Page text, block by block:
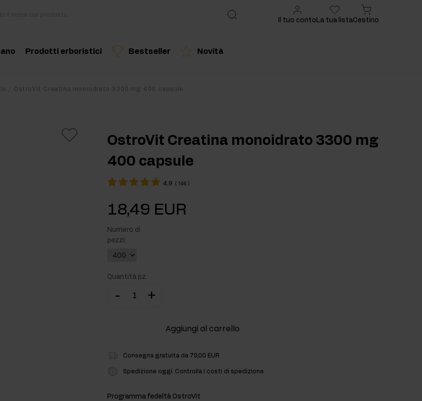
Prodotto consigliato Prodotto consigliato
Burro di Frutta Secca
Prodotto consigliato
Prodotti erboristici Bestseller Novità
Il tuo conto La tua listaCestino
OstroVit Creatina monoidrato 3300 mg 400 capsule
OstroVit Creatina monoidrato 3300 mg
400 capsule
4.9 ( 146 )
18,49 EUR
Numero di
pezzi:
Quantità pz.
- +
Aggiungi al carrello
Consegna gratuita da 79,00 EUR
Spedizione oggi Controlla i costi di spedizione
Programma fedeltà OstroVit